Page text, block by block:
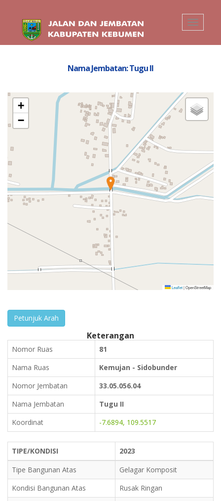
Toggle
Nama Jembatan: Tugu II
+
−
Leaflet|OpenStreetMap
Petunjuk Arah
Keterangan
Nomor Ruas
81
Nama Ruas
Kemujan - Sidobunder
Nomor Jembatan
33.05.056.04
Nama Jembatan
Tugu II
Koordinat
-7.6894, 109.5517
TIPE/KONDISI
2023
Tipe Bangunan Atas
Gelagar Komposit
Kondisi Bangunan Atas
Rusak Ringan